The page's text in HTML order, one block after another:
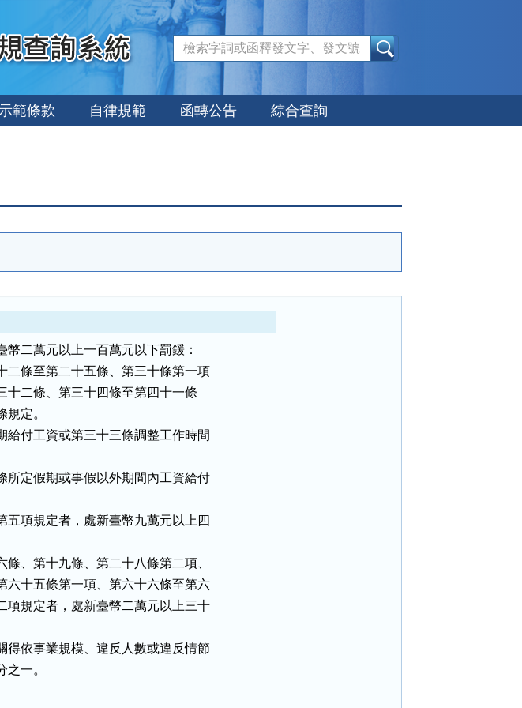
範條款 自律規範 函轉公告 綜合查詢
二萬元以上一百萬元以下罰鍰：
二條至第二十五條、第三十條第一項
十二條、第三十四條至第四十一條
規定。
給付工資或第三十三條調整工作時間
所定假期或事假以外期間內工資給付
五項規定者，處新臺幣九萬元以上四
、第十九條、第二十八條第二項、
六十五條第一項、第六十六條至第六
項規定者，處新臺幣二萬元以上三十
得依事業規模、違反人數或違反情節
之一。